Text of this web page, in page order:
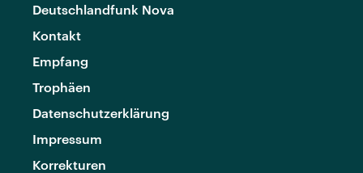
Deutschlandfunk Nova
Kontakt
Empfang
Trophäen
Datenschutzerklärung
Impressum
Korrekturen